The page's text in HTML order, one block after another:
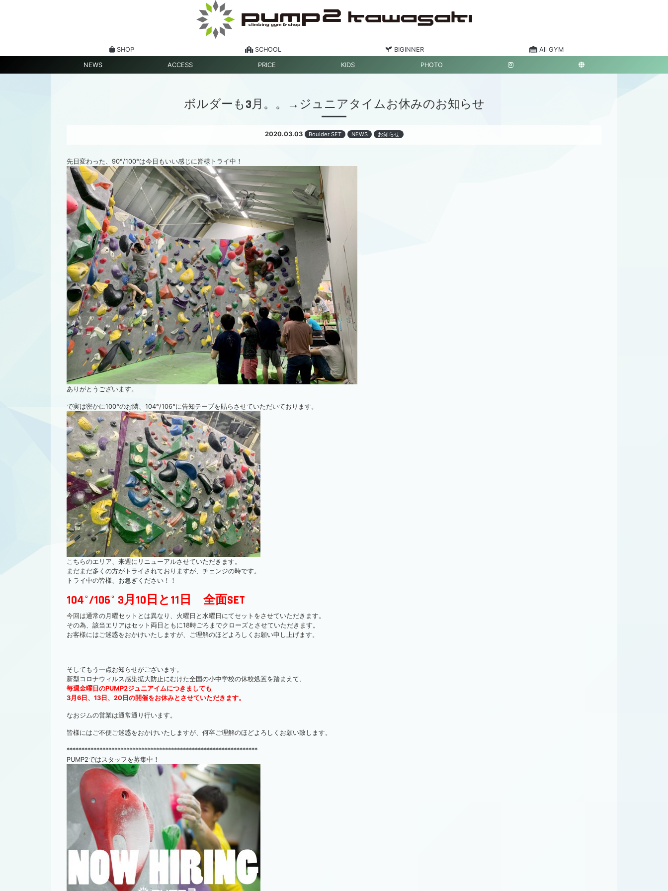
SHOP SCHOOL BIGINNER All GYM
NEWS ACCESS PRICE KIDS PHOTO
ボルダーも3月。。→ジュニアタイムお休みのお知らせ
2020.03.03 Boulder SET NEWS お知らせ
先日変わった、90°/100°は今日もいい感じに皆様トライ中！
ありがとうございます。
で実は密かに100°のお隣、104°/106°に告知テープを貼らさせていただいております。
こちらのエリア、来週にリニューアルさせていただきます。
まだまだ多くの方がトライされておりますが、チェンジの時です。
トライ中の皆様、お急ぎください！！
104°/106° 3月10日と11日 全面SET
今回は通常の月曜セットとは異なり、火曜日と水曜日にてセットをさせていただきます。
その為、該当エリアはセット両日ともに18時ごろまでクローズとさせていただきます。
お客様にはご迷惑をおかけいたしますが、ご理解のほどよろしくお願い申し上げます。
そしてもう一点お知らせがございます。
新型コロナウィルス感染拡大防止にむけた全国の小中学校の休校処置を踏まえて、
毎週金曜日のPUMP2ジュニアイムにつきましても
3月6日、13日、20日の開催をお休みとさせていただきます。
なおジムの営業は通常通り行います。
皆様にはご不便ご迷惑をおかけいたしますが、何卒ご理解のほどよろしくお願い致します。
****************************************************************
PUMP2ではスタッフを募集中！